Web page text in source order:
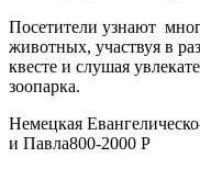
Посетители узнают
животных, участвуя в
квесте и слушая
зоопарка.
Немецкая
и Павла800-2000 Р